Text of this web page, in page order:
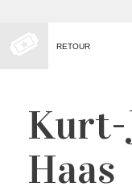
RETOUR
Kurt-
Haas